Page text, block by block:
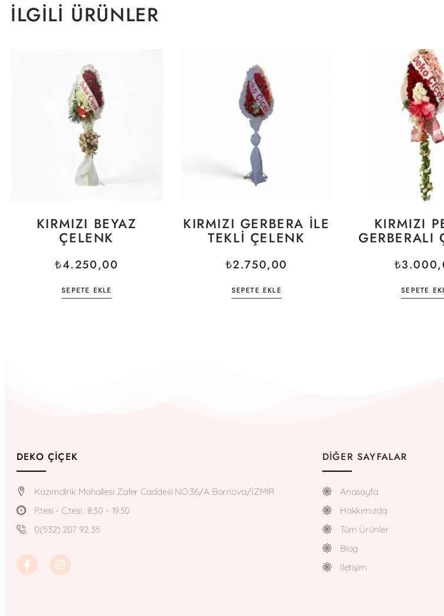
İLGILI ÜRÜNLER
KIRMIZI BEYAZ
ÇELENK
₺4.250,00
SEPETE EKLE
KIRMIZI GERBERA ILE
TEKLI ÇELENK
₺2.750,00
SEPETE EKLE
KIRMIZI
GERBERALI
₺
SEPETE
DEKO ÇIÇEK
Kazımdirik Mahallesi Zafer Caddesi NO:36/A Bornova/İZMİR
P.tesi - C.tesi : 8:30 - 19:30
0(532) 207 92 35
DIĞER SAYFALAR
Anasayfa
Hakkımızda
Tüm Ürünler
Blog
İletişim